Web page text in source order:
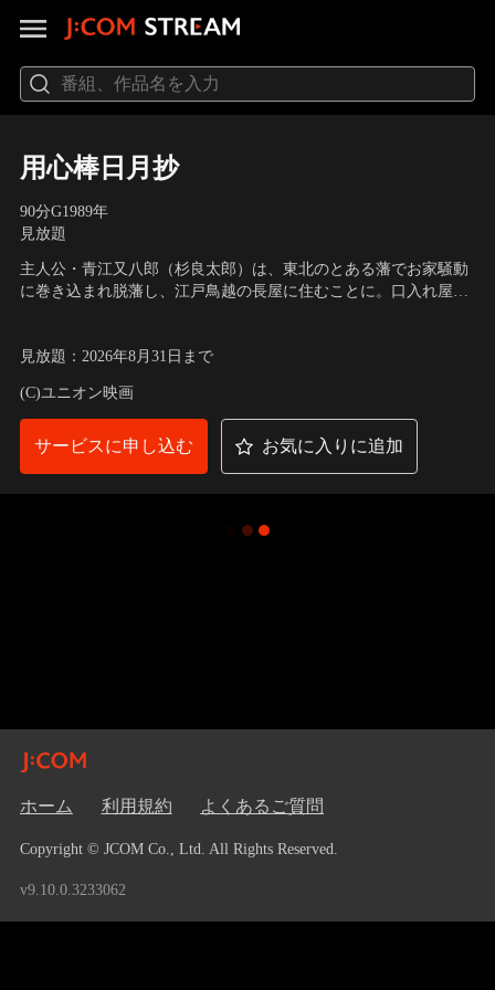
用心棒日月抄
90分G1989年
見放題
主人公・青江又八郎（杉良太郎）は、東北のとある藩でお家騒動
に巻き込まれ脱藩し、江戸鳥越の長屋に住むことに。口入れ屋の
だ。あまり気乗りのしない又八郎だったが、国元からの刺客に襲
見放題 ： 2026年8月31日 まで
(C)ユニオン映画
サービスに申し込む お気に入りに追加
ホーム 利用規約 よくあるご質問
Copyright © JCOM Co., Ltd. All Rights Reserved.
v9.10.0.3233062